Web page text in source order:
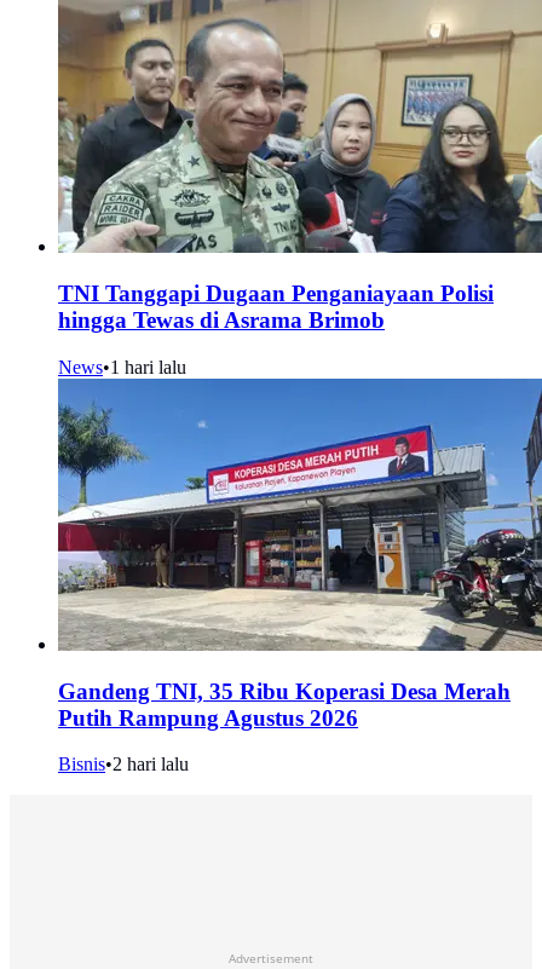
TNI Tanggapi Dugaan Penganiayaan Polisi
hingga Tewas di Asrama Brimob
News•1 hari lalu
Gandeng TNI, 35 Ribu Koperasi Desa Merah
Putih Rampung Agustus 2026
Bisnis•2 hari lalu
Advertisement